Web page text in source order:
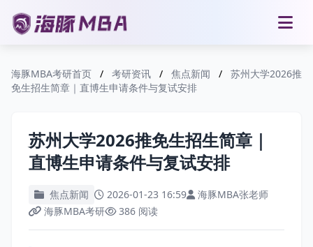
海豚MBA考研首页 / 考研资讯 / 焦点新闻 /
苏州大学2026推
免生招生简章｜直博生申请条件与复试安排
苏州大学2026推免生招生简章｜
直博生申请条件与复试安排
焦点新闻 2026-01-23 16:59
海豚MBA张老师
海豚MBA考研
386 阅读